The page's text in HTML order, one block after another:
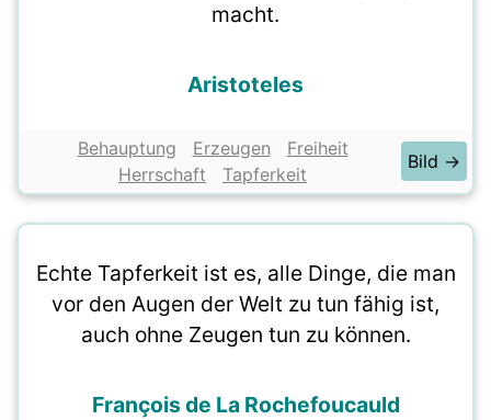
macht.
Aristoteles
Behauptung Erzeugen
Freiheit
Herrschaft
Tapferkeit
Bild →
Echte Tapferkeit ist es, alle Dinge, die man
vor den Augen der Welt zu tun fähig ist,
auch ohne Zeugen tun zu können.
François de La Rochefoucauld